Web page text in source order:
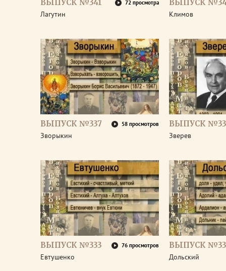
ВЫПУСК №341 72 просмотра
Лагутин
ВЫПУСК
Климов
ВЫПУСК №337 58 просмотров
Зворыкин
ВЫПУСК
Зверев
ВЫПУСК №333 76 просмотров
Евтушенко
ВЫПУСК
Дольский